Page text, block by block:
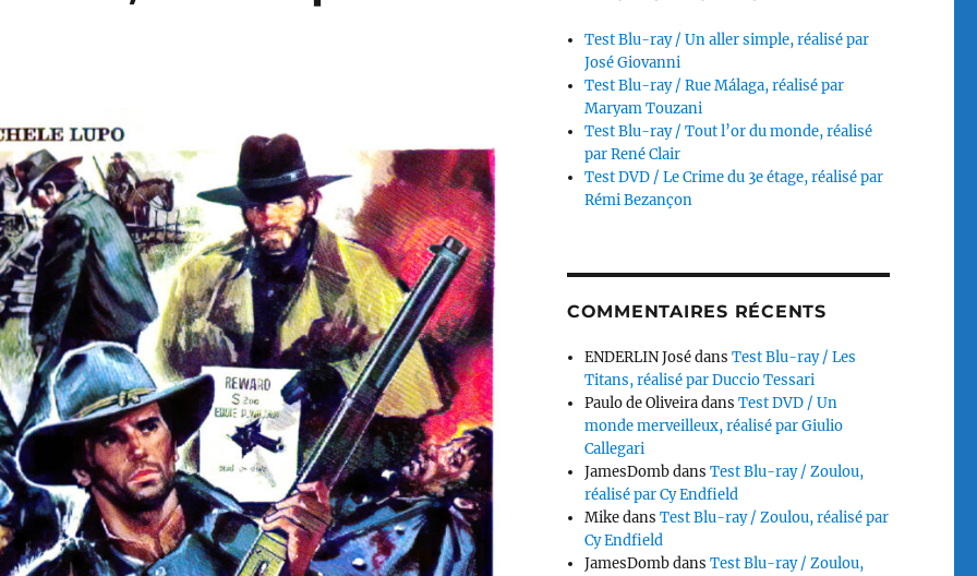
Test Blu-ray / Un aller simple, réalisé par
José Giovanni
Test Blu-ray / Rue Málaga, réalisé par
Maryam Touzani
Test Blu-ray / Tout l’or du monde, réalisé
par René Clair
Test DVD / Le Crime du 3e étage, réalisé par
Rémi Bezançon
COMMENTAIRES RÉCENTS
ENDERLIN JosédansTest Blu-ray / Les
Titans, réalisé par Duccio Tessari
Paulo de OliveiradansTest DVD / Un
monde merveilleux, réalisé par Giulio
Callegari
JamesDombdansTest Blu-ray / Zoulou,
réalisé par Cy Endfield
MikedansTest Blu-ray / Zoulou, réalisé par
Cy Endfield
JamesDombdansTest Blu-ray / Zoulou,